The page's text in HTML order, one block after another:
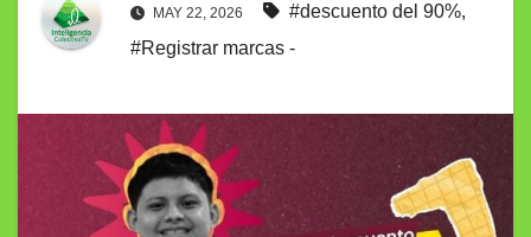
MAY 22, 2026 #descuento del 90%,
#Registrar marcas -